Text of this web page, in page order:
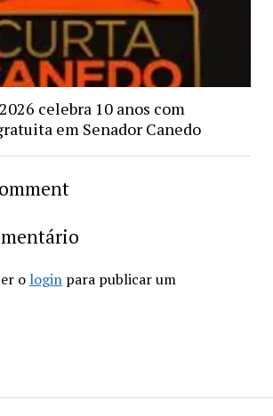
celebra 10 anos com
em Senador Canedo
o loginpara publicar um